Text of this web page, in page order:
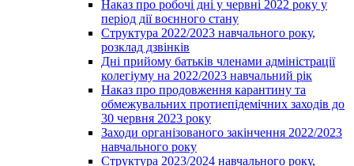
Наказ про робочі дні у червні 2022 року у
період дії воєнного стану
Структура 2022/2023 навчального року,
розклад дзвінків
Дні прийому батьків членами адміністрації
колегіуму на 2022/2023 навчальний рік
Наказ про продовження карантину та
обмежувальних протиепідемічних заходів до
30 червня 2023 року
Заходи організованого закінчення 2022/2023
навчального року
Структура 2023/2024 навчального року,